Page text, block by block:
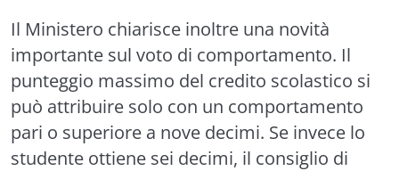
Il Ministero chiarisce inoltre una novità
importante sul voto di comportamento. Il
punteggio massimo del credito scolastico si
può attribuire solo con un comportamento
pari o superiore a nove decimi. Se invece lo
studente ottiene sei decimi, il consiglio di